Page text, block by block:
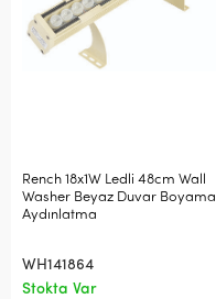
Rench 18x1W Ledli 48cm Wall
Washer Beyaz Duvar Boyama
Aydınlatma
WH141864
Stokta Var